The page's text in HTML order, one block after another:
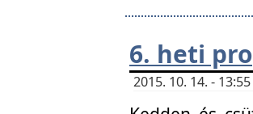
6. heti
2015. 10. 14. -